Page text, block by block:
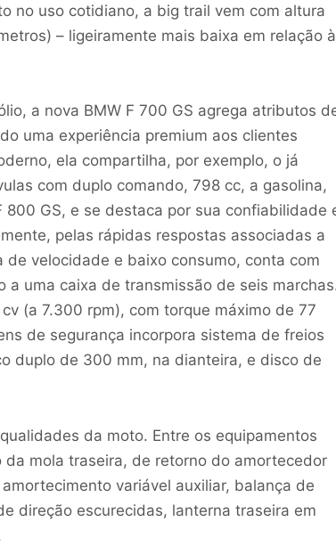
no uso cotidiano, a big trail vem com altura
– ligeiramente mais baixa em relação à
a nova BMW F 700 GS agrega atributos
uma experiência premium aos clientes
ela compartilha, por exemplo, o já
com duplo comando, 798 cc, a gasolina,
GS, e se destaca por sua confiabilidade
pelas rápidas respostas associadas a
velocidade e baixo consumo, conta com
uma caixa de transmissão de seis
(a 7.300 rpm), com torque máximo de 77
de segurança incorpora sistema de freios
duplo de 300 mm, na dianteira, e disco de
da moto. Entre os equipamentos
mola traseira, de retorno do amortecedor
variável auxiliar, balança de
direção escurecidas, lanterna traseira em